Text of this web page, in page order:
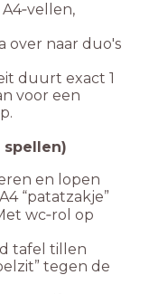
over naar duo's
duurt exact 1
voor een
en lopen
“patatzakje”
wc‑rol op
tafel tillen
tegen de